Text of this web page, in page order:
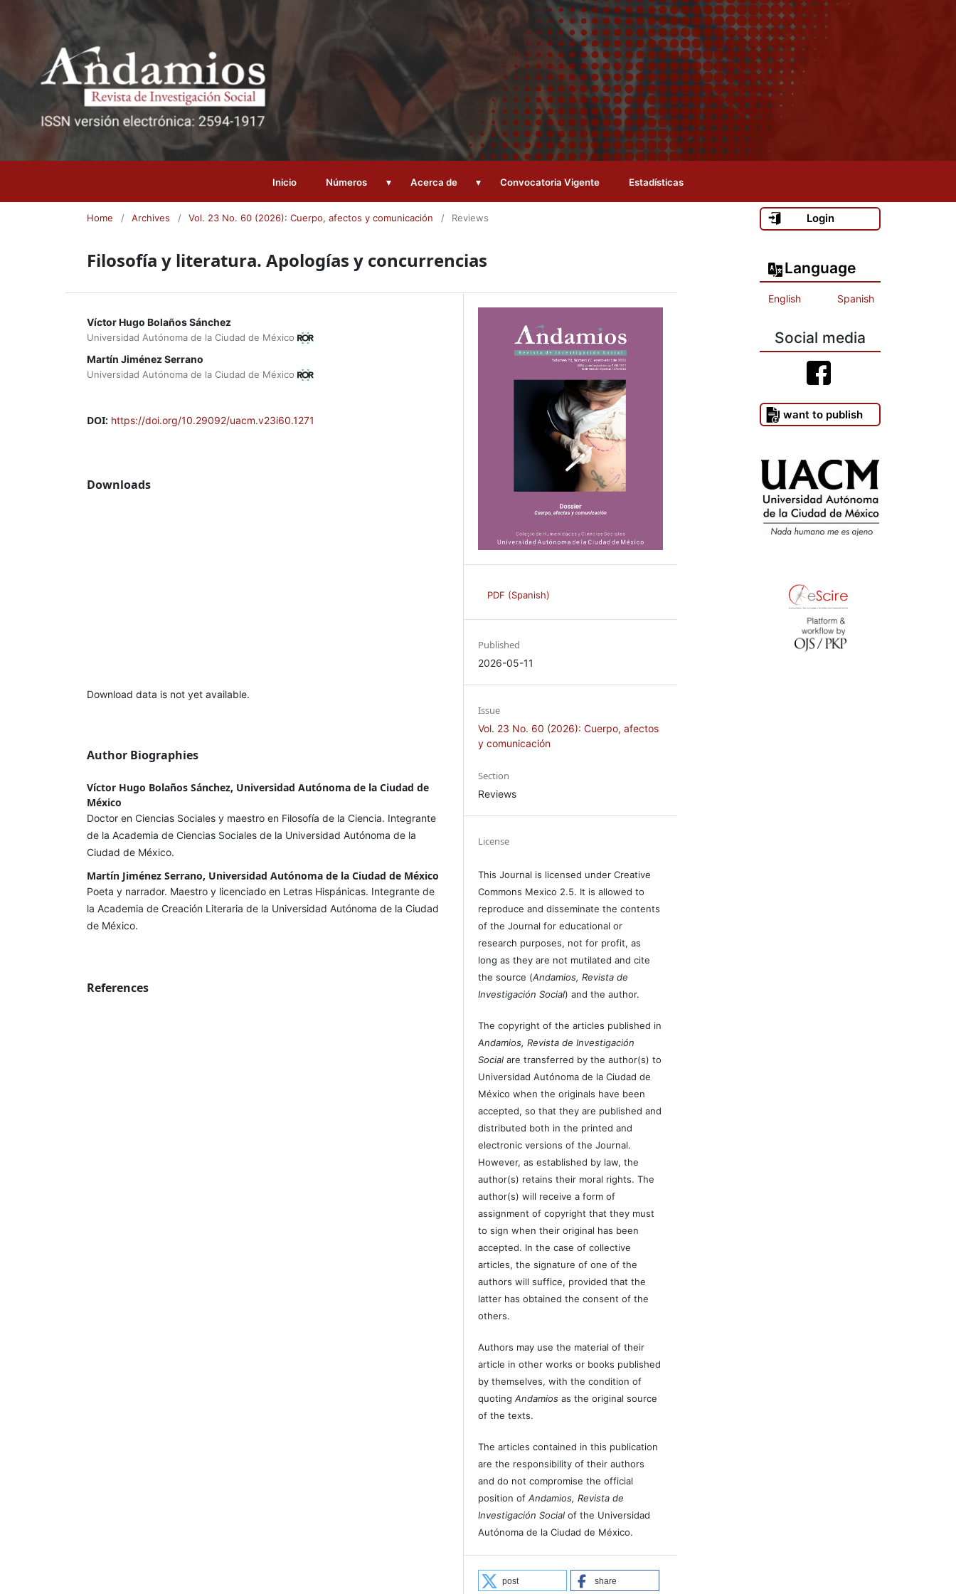
Inicio Números ▾ Acerca de ▾ Convocatoria Vigente Estadísticas
Home / Archives / Vol. 23 No. 60 (2026): Cuerpo, afectos y comunicación / Reviews
Filosofía y literatura. Apologías y concurrencias
Víctor Hugo Bolaños Sánchez
Universidad Autónoma de la Ciudad de México
Martín Jiménez Serrano
Universidad Autónoma de la Ciudad de México
DOI: https://doi.org/10.29092/uacm.v23i60.1271
Downloads
Download data is not yet available.
Author Biographies
Víctor Hugo Bolaños Sánchez, Universidad Autónoma de la Ciudad de
México
Doctor en Ciencias Sociales y maestro en Filosofía de la Ciencia. Integrante
de la Academia de Ciencias Sociales de la Universidad Autónoma de la
Ciudad de México.
Martín Jiménez Serrano, Universidad Autónoma de la Ciudad de México
Poeta y narrador. Maestro y licenciado en Letras Hispánicas. Integrante de
la Academia de Creación Literaria de la Universidad Autónoma de la Ciudad
de México.
References
PDF (Spanish)
Published
2026-05-11
Issue
Vol. 23 No. 60 (2026): Cuerpo, afectos
y comunicación
Section
Reviews
License
This Journal is licensed under Creative
Commons Mexico 2.5. It is allowed to
reproduce and disseminate the contents
of the Journal for educational or
research purposes, not for profit, as
long as they are not mutilated and cite
the source (Andamios, Revista de
Investigación Social) and the author.
The copyright of the articles published in
Andamios, Revista de Investigación
Social are transferred by the author(s) to
Universidad Autónoma de la Ciudad de
México when the originals have been
accepted, so that they are published and
distributed both in the printed and
electronic versions of the Journal.
However, as established by law, the
author(s) retains their moral rights. The
author(s) will receive a form of
assignment of copyright that they must
to sign when their original has been
accepted. In the case of collective
articles, the signature of one of the
authors will suffice, provided that the
latter has obtained the consent of the
others.
Authors may use the material of their
article in other works or books published
by themselves, with the condition of
quotingAndamios as the original source
of the texts.
The articles contained in this publication
are the responsibility of their authors
and do not compromise the official
position ofAndamios, Revista de
Investigación Socialof the Universidad
Autónoma de la Ciudad de México.
post share
Login
Language
English Spanish
Social media
I want to publish